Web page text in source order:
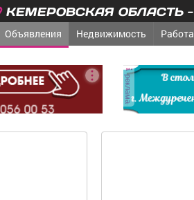
КЕМЕРОВСКАЯ ОБЛАСТЬ
Объявления Недвижимость Работа
реклама